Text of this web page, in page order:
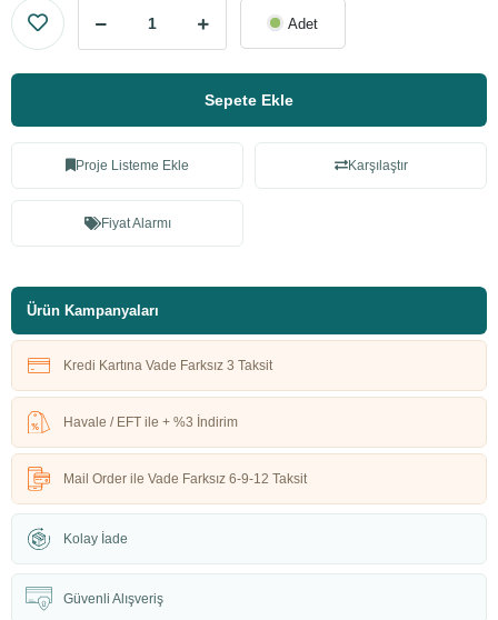
Adet
Sepete Ekle
Proje Listeme Ekle Karşılaştır
Fiyat Alarmı
Ürün Kampanyaları
Kredi Kartına Vade Farksız 3 Taksit
Havale / EFT ile + %3 İndirim
Mail Order ile Vade Farksız 6-9-12 Taksit
Kolay İade
Güvenli Alışveriş